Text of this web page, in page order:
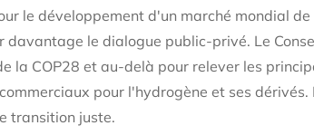
le développement d'un marché mondial
le dialogue public-privé. Le
la COP28 et au-delà pour relever les
pour l'hydrogène et ses
transition juste.